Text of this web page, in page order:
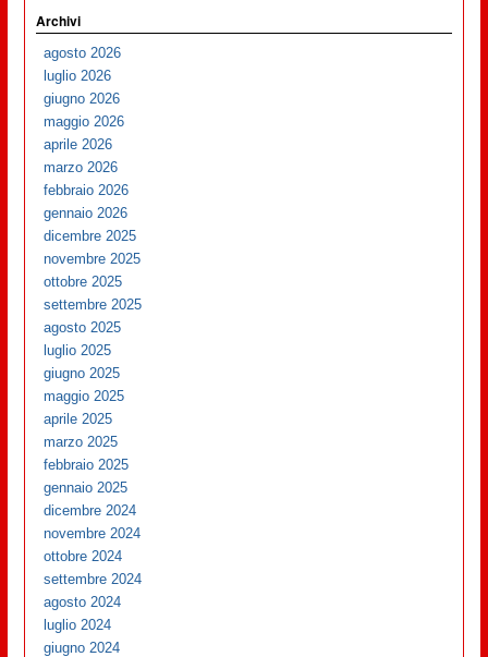
Archivi
agosto 2026
luglio 2026
giugno 2026
maggio 2026
aprile 2026
marzo 2026
febbraio 2026
gennaio 2026
dicembre 2025
novembre 2025
ottobre 2025
settembre 2025
agosto 2025
luglio 2025
giugno 2025
maggio 2025
aprile 2025
marzo 2025
febbraio 2025
gennaio 2025
dicembre 2024
novembre 2024
ottobre 2024
settembre 2024
agosto 2024
luglio 2024
giugno 2024